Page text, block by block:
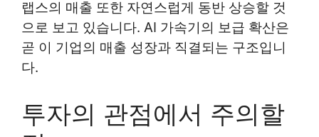
랩스의 매출 또한 자연스럽게 동반 상승할 것
으로 보고 있습니다. AI 가속기의 보급 확산은
곧 이 기업의 매출 성장과 직결되는 구조입니
다.
투자의 관점에서 주의할